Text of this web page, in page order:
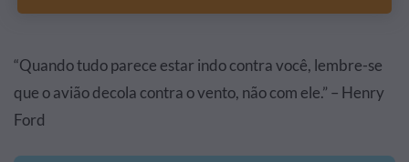
“Quando tudo parece estar indo contra você, lembre-se
que o avião decola contra o vento, não com ele.” – Henry
Ford